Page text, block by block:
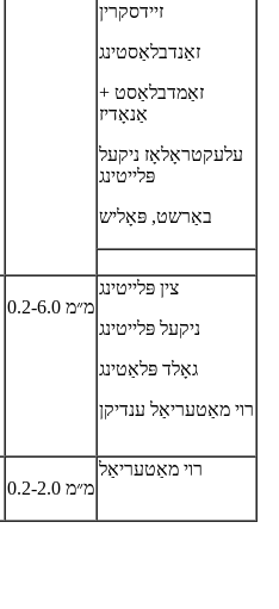
זיידסקרין
זאַנדבלאַסטינג
זאַמדבלאַסט +
אַנאָדיז
עלעקטראָלאָז ניקעל
פּלייטינג
באַרשט, פּאָליש
0.2-6.0 מ״מ
צין פּלייטינג
ניקעל פּלייטינג
גאָלד פּלאַטינג
רוי מאַטעריאַל ענדיקן
0.2-2.0 מ״מ
רוי מאַטעריאַל